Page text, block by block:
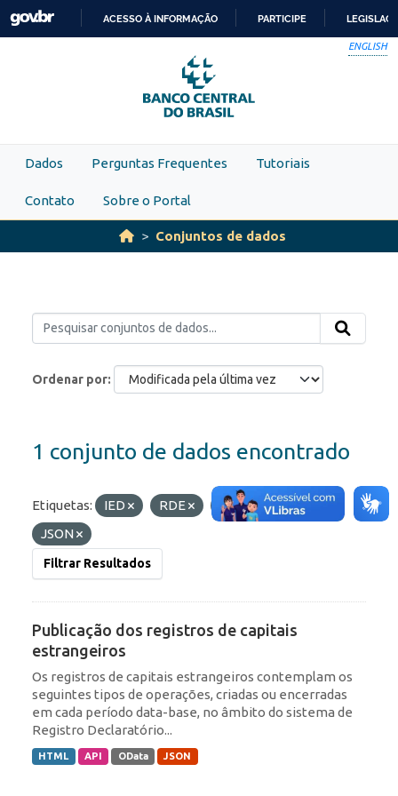
Skip to main content
PARA
O
CONTEÚDO
ACESSO À INFORMAÇÃO PARTICIPE
ENGLISH
Dados Perguntas Frequentes Tutoriais
Contato Sobre o Portal
Conjuntos de dados
Ordenar por
1 conjunto de dados encontrado
Etiquetas: IED RDE ROF
Formatos:
JSON
Filtrar Resultados
Publicação dos registros de capitais
estrangeiros
Os registros de capitais estrangeiros contemplam os
seguintes tipos de operações, criadas ou encerradas
em cada período data-base, no âmbito do sistema de
Registro Declaratório...
HTML API OData JSON